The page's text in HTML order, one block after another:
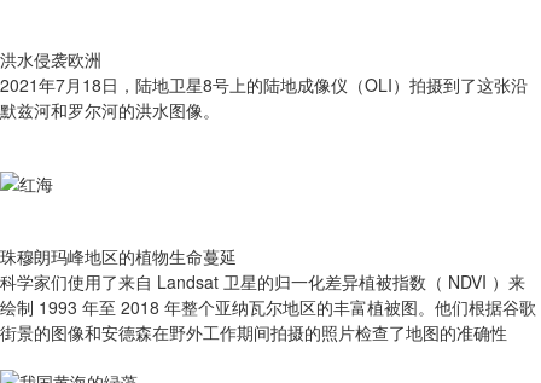
洪水侵袭欧洲
2021年7月18日，陆地卫星8号上的陆地成像仪（OLI）拍摄到了这张沿
默兹河和罗尔河的洪水图像。
珠穆朗玛峰地区的植物生命蔓延
科学家们使用了来自 Landsat 卫星的归一化差异植被指数（ NDVI ）来
绘制 1993 年至 2018 年整个亚纳瓦尔地区的丰富植被图。他们根据谷歌
街景的图像和安德森在野外工作期间拍摄的照片检查了地图的准确性